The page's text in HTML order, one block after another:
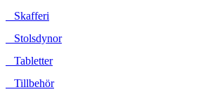
Skafferi
Stolsdynor
Tabletter
Tillbehör